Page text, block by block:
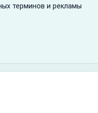
терминов и рекламы